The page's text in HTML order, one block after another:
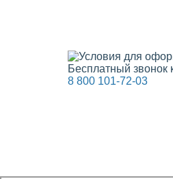
Бесплатный звонок
8 800 101-72-03